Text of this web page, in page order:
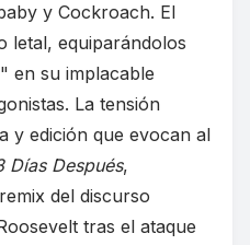
y Cockroach. El
letal, equiparándolos
en su implacable
La tensión
y edición que evocan al
Días Después,
del discurso
tras el ataque